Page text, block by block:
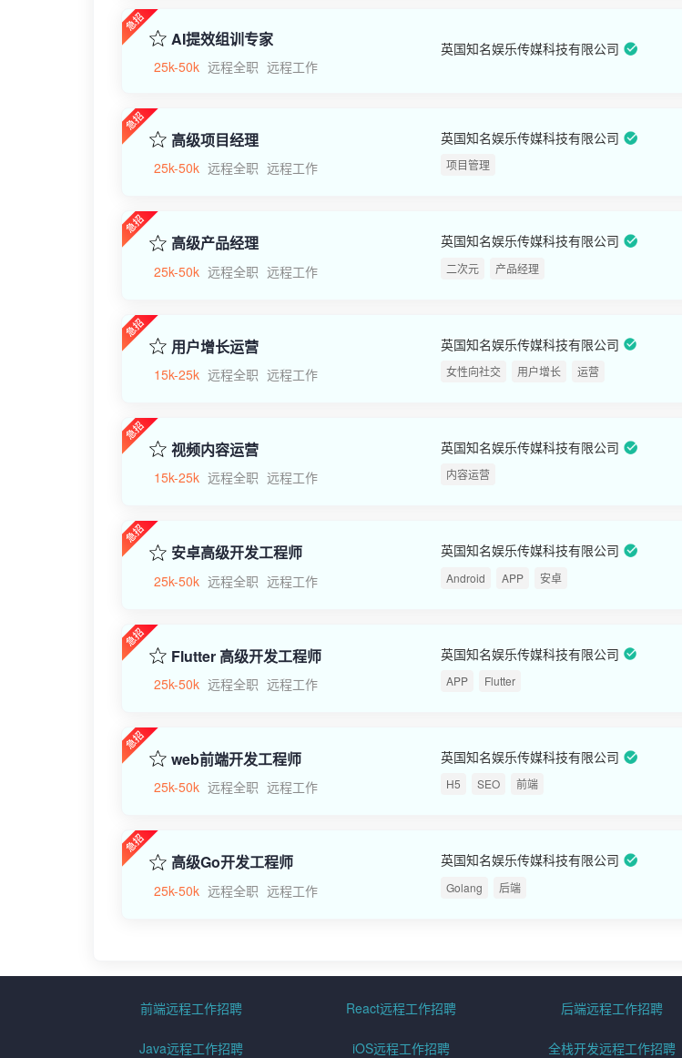
AI提效组训专家
25k-50k 远程全职 远程工作
英国知名娱乐传媒科技有限公司
高级项目经理
25k-50k 远程全职 远程工作
英国知名娱乐传媒科技有限公司
项目管理
高级产品经理
25k-50k 远程全职 远程工作
英国知名娱乐传媒科技有限公司
二次元 产品经理
用户增长运营
15k-25k 远程全职 远程工作
英国知名娱乐传媒科技有限公司
女性向社交 用户增长 运营
视频内容运营
15k-25k 远程全职 远程工作
英国知名娱乐传媒科技有限公司
内容运营
安卓高级开发工程师
25k-50k 远程全职 远程工作
英国知名娱乐传媒科技有限公司
Android APP 安卓
Flutter 高级开发工程师
25k-50k 远程全职 远程工作
英国知名娱乐传媒科技有限公司
APP Flutter
web前端开发工程师
25k-50k 远程全职 远程工作
英国知名娱乐传媒科技有限公司
H5 SEO 前端
高级Go开发工程师
25k-50k 远程全职 远程工作
英国知名娱乐传媒科技有限公司
Golang 后端
前端远程工作招聘 React远程工作招聘 后端远程工作招聘
Java远程工作招聘 iOS远程工作招聘 全栈开发远程工作招聘